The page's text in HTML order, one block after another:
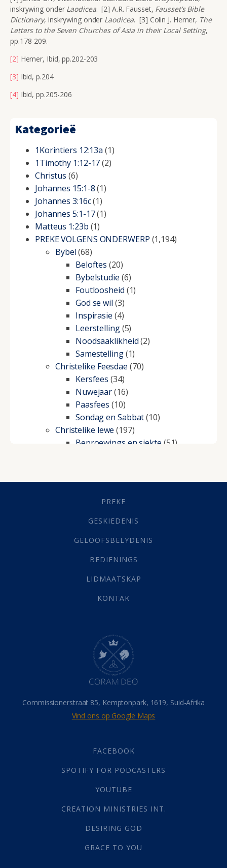
inskrywing onder Laodicea. [2] A.R. Fausset, Fausset’s Bible
Dictionary, inskrywing onder Laodicea. [3] Colin J. Hemer, The
Letters to the Seven Churches of Asia in their Local Setting,
pp.178-209.
[2] Hemer, Ibid, pp.202-203
[3] Ibid, p.204
[4] Ibid, pp.205-206
Kategorieë
1Korintiers 12:13a (1)
1Timothy 1:12-17(2)
Christus (6)
Johannes 15:1-8(1)
Johannes 3:16c(1)
Johannes 5:1-17(1)
Matteus 1:23b (1)
PREKE VOLGENS ONDERWERP (1,194)
Bybel(68)
Beloftes (20)
Bybelstudie (6)
Foutloosheid (1)
God se wil (3)
Inspirasie (4)
Leerstelling(5)
Noodsaaklikheid(2)
Samestelling(1)
Christelike Feesdae (70)
Kersfees (34)
Nuwejaar(16)
Paasfees (10)
Sondag en Sabbat(10)
Christelike lewe (197)
Beproewings en siekte (51)
Geestelike Groei(10)
(21)
Grys Areas(4)
Lewensdoel(3)
Selfondersoek(1)
Werk(22)
(142)
Hemel (31)
Israel (14)
Millennium(1)
Oordeelsdag(19)
Verheerlikte liggaam
Wederkoms
(27)
Gebed(87)
Die Onse Vader(12)
God(392)
Afgode(23)
Almag(1)
Alomteenwoordig
Alwetendheid (1)
PREKE
GESKIEDENIS
GELOOFSBELYDENIS
BEDIENINGS
LIDMAATSKAP
KONTAK
Commissionerstraat 85, Kemptonpark, 1619, Suid-Afrika
Vind ons op Google Maps
FACEBOOK
SPOTIFY FOR PODCASTERS
YOUTUBE
CREATION MINISTRIES INT.
DESIRING GOD
GRACE TO YOU